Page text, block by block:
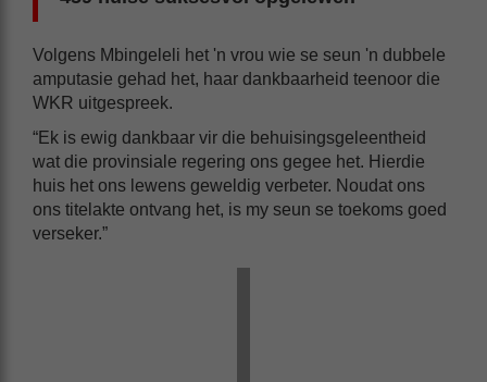
Volgens Mbingeleli het 'n vrou wie se seun 'n dubbele
amputasie gehad het, haar dankbaarheid teenoor die
WKR uitgespreek.
“Ek is ewig dankbaar vir die behuisingsgeleentheid
wat die provinsiale regering ons gegee het. Hierdie
huis het ons lewens geweldig verbeter. Noudat ons
ons titelakte ontvang het, is my seun se toekoms goed
verseker.”